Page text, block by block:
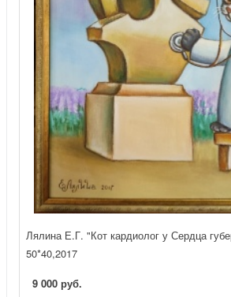
Лялина Е.Г. "Кот кардиолог у Сердца
50*40,2017
9 000 руб.